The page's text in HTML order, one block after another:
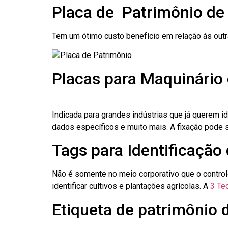
Placa de Patrimônio
Tem um ótimo custo benefício em relação às
Placas para
Indicada para grandes indústrias que já
dados específicos e muito mais. A fixação
Tags para
Não é somente no meio corporativo que o
identificar cultivos e plantações agrícolas. A 3
Etiqueta de patrimônio